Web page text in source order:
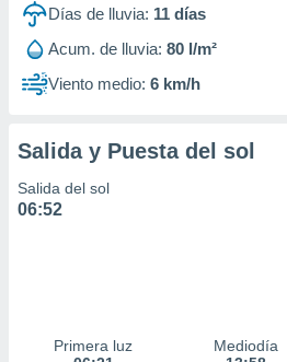
Días de lluvia: 11 días
Acum. de lluvia: 80 l/m²
Viento medio: 6 km/h
Salida y Puesta del sol
Salida del sol
06:52
Primera luz
Mediodía